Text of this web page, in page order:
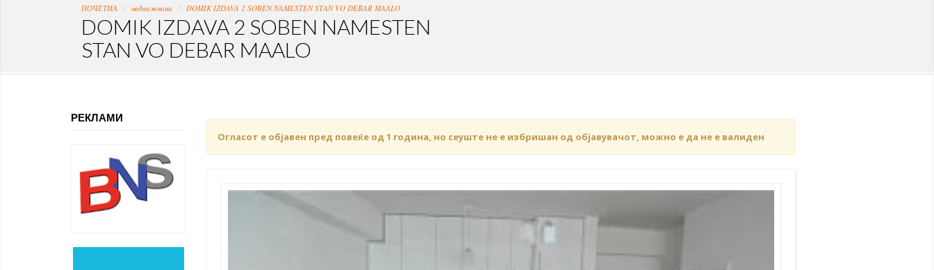
ПОЧЕТНА недвижнини DOMIK IZDAVA 2 SOBEN NAMESTEN STAN VO DEBAR MAALO
DOMIK IZDAVA 2 SOBEN NAMESTEN
STAN VO DEBAR MAALO
РЕКЛАМИ
Огласот е објавен пред повеќе од 1 година, но сеуште не е избришан од објавувачот, можно е да не е валиден